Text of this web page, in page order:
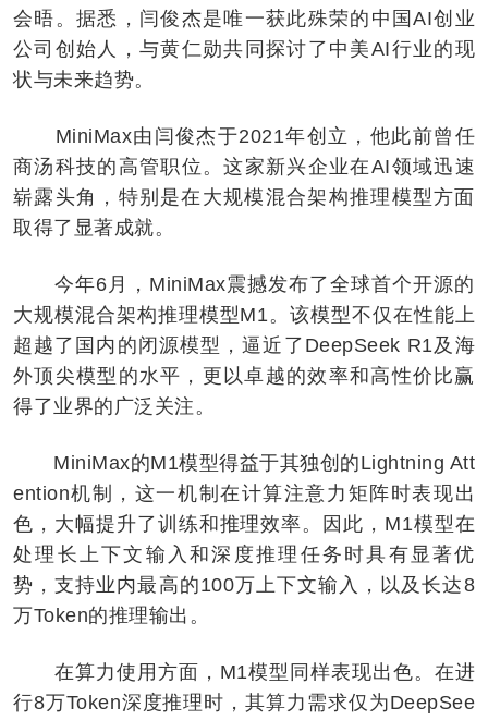
会晤。据悉，闫俊杰是唯一获此殊荣的中国AI创业
公司创始人，与黄仁勋共同探讨了中美AI行业的现
状与未来趋势。
MiniMax由闫俊杰于2021年创立，他此前曾任
商汤科技的高管职位。这家新兴企业在AI领域迅速
崭露头角，特别是在大规模混合架构推理模型方面
取得了显著成就。
今年6月，MiniMax震撼发布了全球首个开源的
大规模混合架构推理模型M1。该模型不仅在性能上
超越了国内的闭源模型，逼近了DeepSeek R1及海
外顶尖模型的水平，更以卓越的效率和高性价比赢
得了业界的广泛关注。
MiniMax的M1模型得益于其独创的Lightning Att
ention机制，这一机制在计算注意力矩阵时表现出
色，大幅提升了训练和推理效率。因此，M1模型在
处理长上下文输入和深度推理任务时具有显著优
势，支持业内最高的100万上下文输入，以及长达8
万Token的推理输出。
在算力使用方面，M1模型同样表现出色。在进
行8万Token深度推理时，其算力需求仅为DeepSee